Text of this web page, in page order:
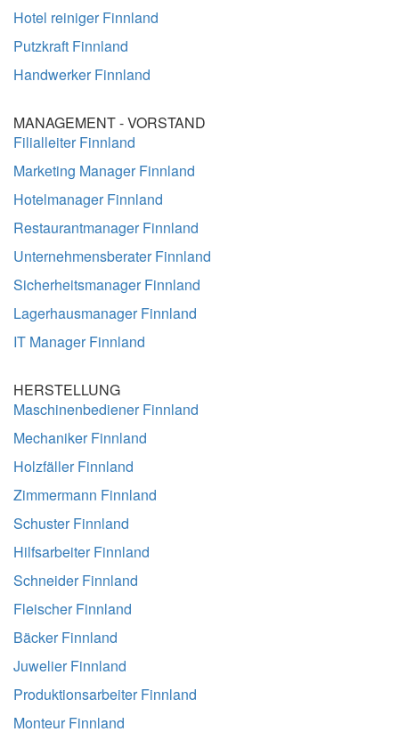
Hotel reiniger Finnland
Putzkraft Finnland
Handwerker Finnland
MANAGEMENT - VORSTAND
Filialleiter Finnland
Marketing Manager Finnland
Hotelmanager Finnland
Restaurantmanager Finnland
Unternehmensberater Finnland
Sicherheitsmanager Finnland
Lagerhausmanager Finnland
IT Manager Finnland
HERSTELLUNG
Maschinenbediener Finnland
Mechaniker Finnland
Holzfäller Finnland
Zimmermann Finnland
Schuster Finnland
Hilfsarbeiter Finnland
Schneider Finnland
Fleischer Finnland
Bäcker Finnland
Juwelier Finnland
Produktionsarbeiter Finnland
Monteur Finnland